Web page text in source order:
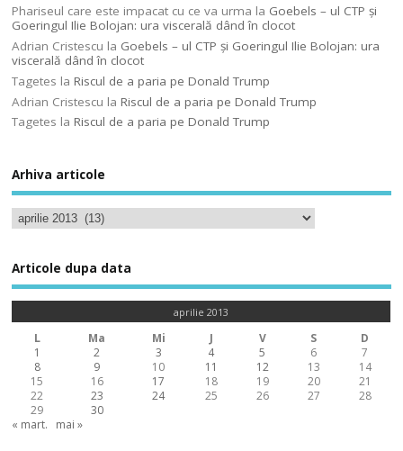
Phariseul care este impacat cu ce va urma la Goebels – ul CTP şi
Goeringul Ilie Bolojan: ura viscerală dând în clocot
Adrian Cristescu la Goebels – ul CTP şi Goeringul Ilie Bolojan: ura
viscerală dând în clocot
Tagetes laRiscul de a paria pe Donald Trump
Adrian Cristescu laRiscul de a paria pe Donald Trump
Tagetes laRiscul de a paria pe Donald Trump
Arhiva articole
Articole dupa data
aprilie 2013
L Ma Mi J V S
D
1
2 3 4 5 6
7
8
9 10 11 12 13
14
15
16 17 18 19 20
21
22
23 24 25 26 27
28
29
30
« mart.
mai »